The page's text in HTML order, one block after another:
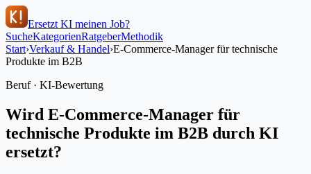
Ersetzt KI meinen Job?
SucheKategorienRatgeberMethodik
Start›Verkauf & Handel›E-Commerce-Manager für technische
Produkte im B2B
Beruf · KI-Bewertung
Wird E-Commerce-Manager für
technische Produkte im B2B durch KI
ersetzt?